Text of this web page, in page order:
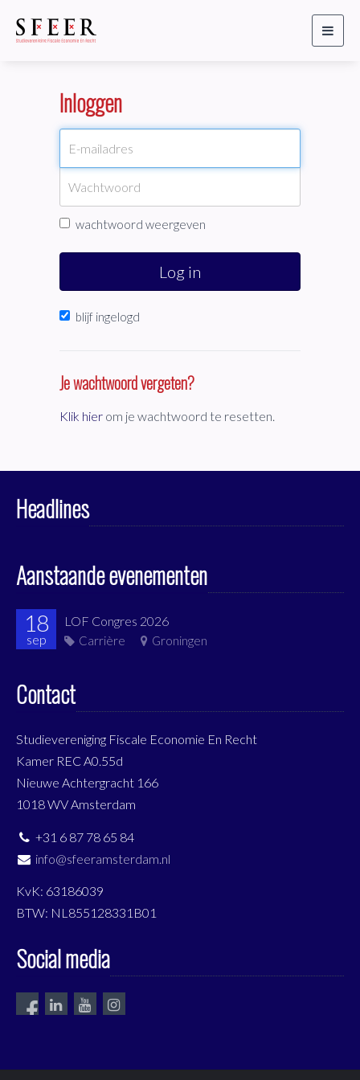
Toggle
Inloggen
wachtwoord weergeven
Log in
blijf ingelogd
Je wachtwoord vergeten?
Klik hier om je wachtwoord te resetten.
Headlines
Aanstaande evenementen
18
sep
LOF Congres 2026
Carrière Groningen
Contact
Studievereniging Fiscale Economie En Recht
Kamer REC A0.55d
Nieuwe Achtergracht 166
1018 WV Amsterdam
+31 6 87 78 65 84
info@sfeeramsterdam.nl
KvK: 63186039
BTW: NL855128331B01
Social media